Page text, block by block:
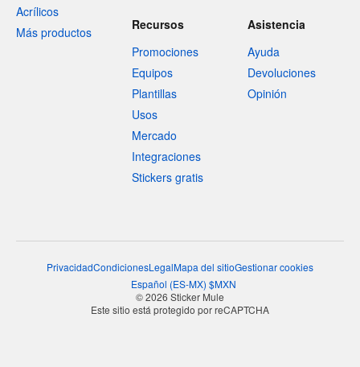
Acrílicos
Más productos
Recursos
Promociones
Equipos
Plantillas
Usos
Mercado
Integraciones
Stickers gratis
Asistencia
Ayuda
Devoluciones
Opinión
PrivacidadCondicionesLegalMapa del sitioGestionar cookies
Español (ES-MX) $MXN
© 2026 Sticker Mule
Este sitio está protegido por reCAPTCHA